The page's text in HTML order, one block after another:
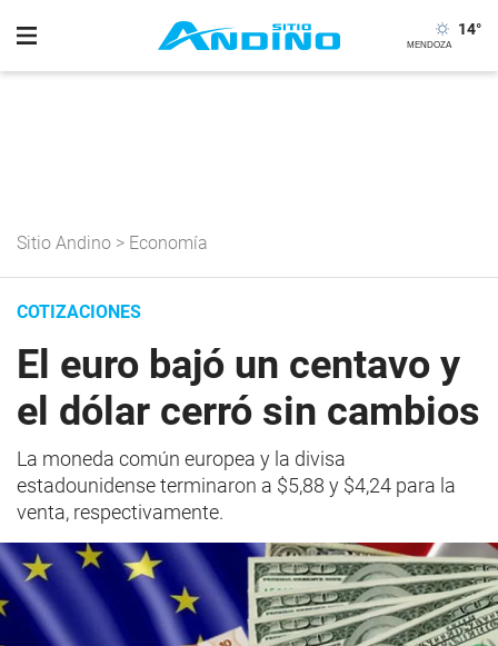
14°
Sitio Andino > Economía
COTIZACIONES
El euro bajó un centavo y
el dólar cerró sin cambios
La moneda común europea y la divisa
estadounidense terminaron a $5,88 y $4,24 para la
venta, respectivamente.